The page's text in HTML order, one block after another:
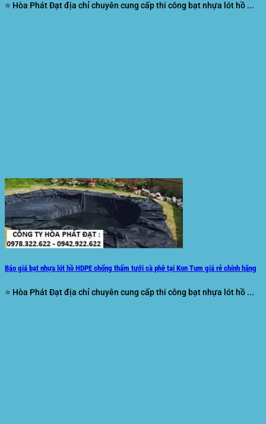
⭐ Hòa Phát Đạt địa chỉ chuyên cung cấp thi công bạt nhựa lót hồ ...
Báo giá bạt nhựa lót hồ HDPE chống thấm tưới cà phê tại Kon Tum giá rẻ chính hãng
⭐ Hòa Phát Đạt địa chỉ chuyên cung cấp thi công bạt nhựa lót hồ ...